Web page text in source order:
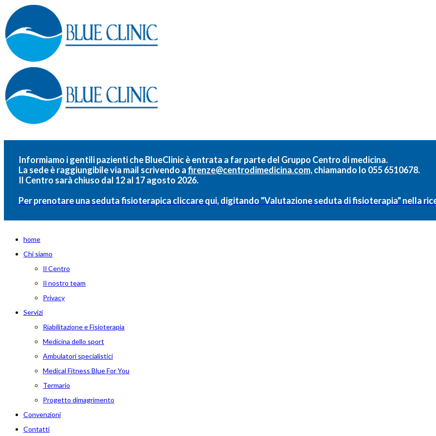
Informiamo i gentili pazienti che BlueClinic è entrata a far parte del Gruppo Centro di medicina.
La sede è raggiungibile via mail scrivendo afirenze@centrodimedicina.com,chiamando lo 055 6510678.
Il Centro sarà chiuso dal 12 al 17 agosto 2026.
Per prenotare una seduta fisioterapica cliccare qui, digitando "Valutazione seduta di fisioterapia" nella
home
Chi siamo
Il Centro
Il nostro team
Privacy
Servizi
Riabilitazione e Fisioterapia
Medicina dello sport
Ambulatori specialistici
Medical Fitness Blue For You
Termario
Progetto dimagrimento
Convenzioni
Contatti